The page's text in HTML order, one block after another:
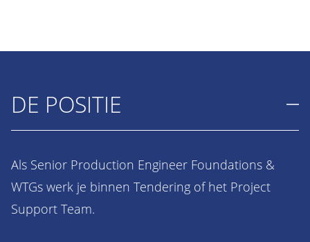
DE POSITIE
Als Senior Production Engineer Foundations &
WTGs werk je binnen Tendering of het Project
Support Team.